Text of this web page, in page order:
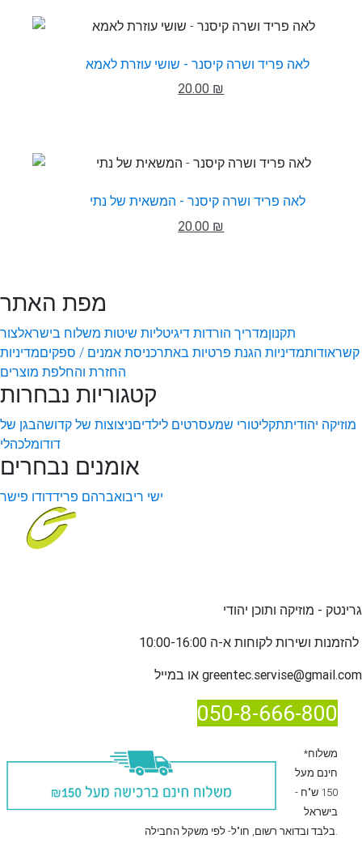
לאה פריד ושרה קיסנר - שושי עוזרת לאמא
20.00 ₪
לאה פריד ושרה קיסנר - המשאית של נתי
20.00 ₪
מפת האתר
תקנוןמדריך הורדות דיגיטליות שיטות משלוח בישראלצור
קשראודותמדיניות הגנת פרטיות באתרכניסת אמנים / ספקיםמדיניות
החזרת והחלפת מוצרים
קטגוריות נבחרות
מוזיקה יהודיתתקליטורי שמעסרטים לילדיםניצוצות של קדושהבגן של
דודומלכהלי
אומנים נבחרים
ישי ריבואברהם פרידדודו פישר
גרינטק - מוזיקה ותוכן יהודי
להזמנות ו
greentec.servise@gmail.com
050-8-666-800
*משלוח
חינם מעל
150 ש"ח -
בישראל
בלבדובדואר רשום , חו"ל- לפי משקל החבילה.